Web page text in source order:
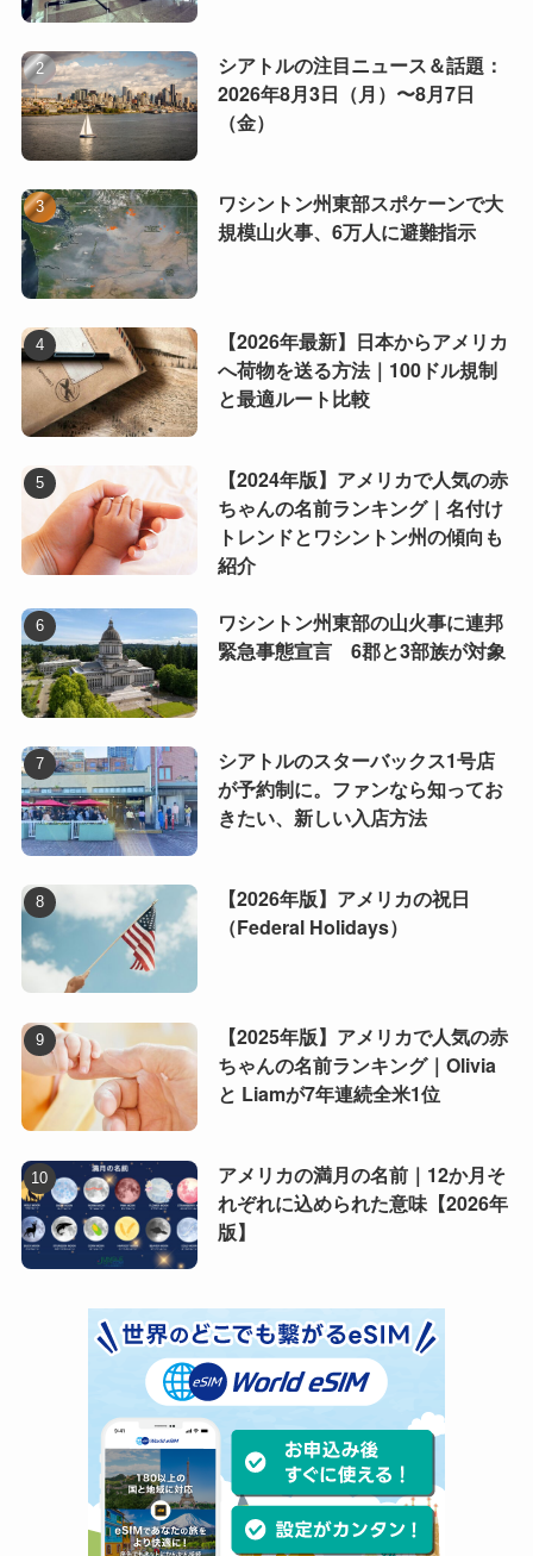
シアトルの注目ニュース＆話題：
2026年8月3日（月）〜8月7日
（金）
ワシントン州東部スポケーンで大
規模山火事、6万人に避難指示
【2026年最新】日本からアメリカ
へ荷物を送る方法｜100ドル規制
と最適ルート比較
【2024年版】アメリカで人気の赤
ちゃんの名前ランキング｜名付け
トレンドとワシントン州の傾向も
紹介
ワシントン州東部の山火事に連邦
緊急事態宣言 6郡と3部族が対象
シアトルのスターバックス1号店
が予約制に。ファンなら知ってお
きたい、新しい入店方法
【2026年版】アメリカの祝日
（Federal Holidays）
【2025年版】アメリカで人気の赤
ちゃんの名前ランキング｜Olivia
と Liamが7年連続全米1位
アメリカの満月の名前｜12か月そ
れぞれに込められた意味【2026年
版】